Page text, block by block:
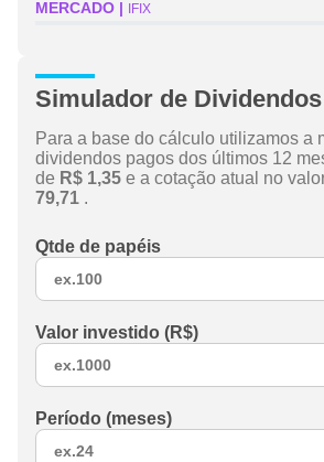
MERCADO IFIX
Simulador de Dividendos
Para a base do cálculo utilizamos a
dividendos pagos dos últimos 12
de R$ 1,35 e a cotação atual no
79,71 .
Qtde de papéis
Valor investido (R$)
Período (meses)